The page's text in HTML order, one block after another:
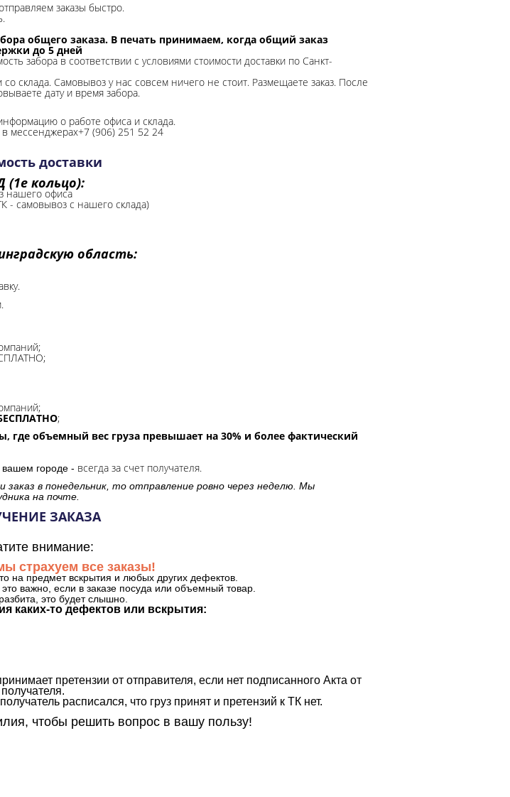
заказы быстро.
общего заказа. В печать принимаем, когда общий заказ
до 5 дней
забора в соответствии с условиями стоимости доставки по Санкт-
склада. Самовывоз у нас совсем ничего не стоит. Размещаете заказ. После
дату и время забора.
о работе офиса и склада.
мессенджерах+7 (906) 251 52 24
доставки
(1е кольцо):
нашего офиса
- самовывоз с нашего склада)
область:
;
где объемный вес груза превышает на 30% и более фактический
вашем городе - всегда за счет получателя.
в понедельник, то отправление ровно через неделю. Мы
на почте.
ЗАКАЗА
внимание:
страхуем все заказы!
на предмет вскрытия и любых других дефектов.
важно, если в заказе посуда или объемный товар.
это будет слышно.
каких-то дефектов или вскрытия:
претензии от отправителя, если нет подписанного Акта от
получателя.
расписался, что груз принят и претензий к ТК нет.
чтобы решить вопрос в вашу пользу!